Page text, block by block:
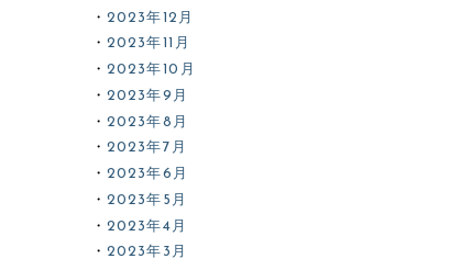
2023年12月
2023年11月
2023年10月
2023年9月
2023年8月
2023年7月
2023年6月
2023年5月
2023年4月
2023年3月